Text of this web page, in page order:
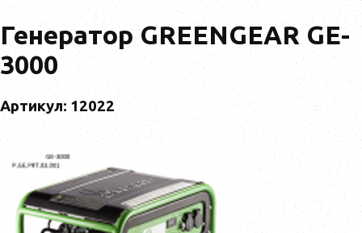
Генератор GREENGEAR GE-
3000
Артикул: 12022